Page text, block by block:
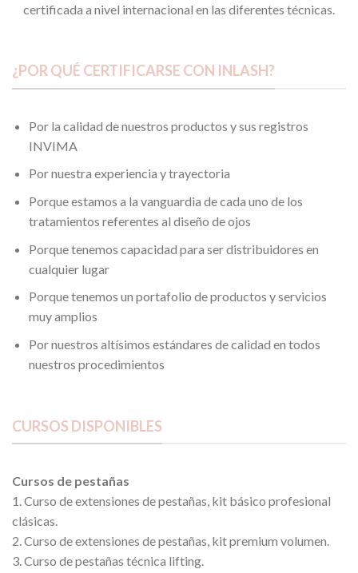
certificada a nivel internacional en las diferentes técnicas.
¿POR QUÉ CERTIFICARSE CON INLASH?
Por la calidad de nuestros productos y sus registros
INVIMA
Por nuestra experiencia y trayectoria
Porque estamos a la vanguardia de cada uno de los
tratamientos referentes al diseño de ojos
Porque tenemos capacidad para ser distribuidores en
cualquier lugar
Porque tenemos un portafolio de productos y servicios
muy amplios
Por nuestros altísimos estándares de calidad en todos
nuestros procedimientos
CURSOS DISPONIBLES
Cursos de pestañas
1. Curso de extensiones de pestañas, kit básico profesional
clásicas.
2. Curso de extensiones de pestañas, kit premium volumen.
3. Curso de pestañas técnica lifting.